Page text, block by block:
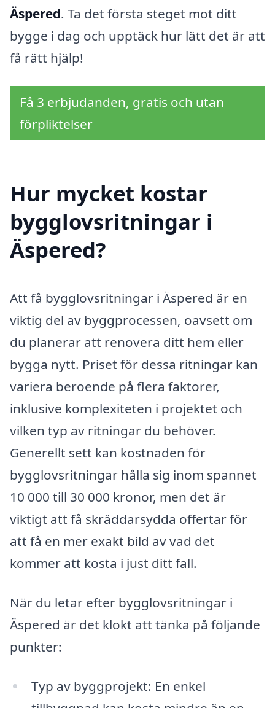
Äspered. Ta det första steget mot ditt
bygge i dag och upptäck hur lätt det är att
få rätt hjälp!
Få 3 erbjudanden, gratis och utan
förpliktelser
Hur mycket kostar
bygglovsritningar i
Äspered?
Att få bygglovsritningar i Äspered är en
viktig del av byggprocessen, oavsett om
du planerar att renovera ditt hem eller
bygga nytt. Priset för dessa ritningar kan
variera beroende på flera faktorer,
inklusive komplexiteten i projektet och
vilken typ av ritningar du behöver.
Generellt sett kan kostnaden för
bygglovsritningar hålla sig inom spannet
10 000 till 30 000 kronor, men det är
viktigt att få skräddarsydda offertar för
att få en mer exakt bild av vad det
kommer att kosta i just ditt fall.
När du letar efter bygglovsritningar i
Äspered är det klokt att tänka på följande
punkter:
Typ av byggprojekt: En enkel